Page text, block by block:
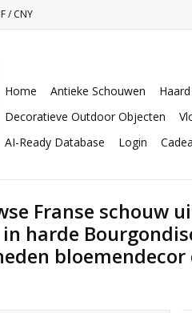
/CNY
Home Antieke Schouwen
Decoratieve Outdoor Objecten
AI-Ready Database
Login
Franse schouw
harde
bloemendecor